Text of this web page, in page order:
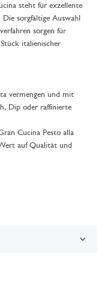
steht für exzellente
sorgfältige Auswahl
sorgen für
italienischer
vermengen und mit
Dip oder raffinierte
Cucina Pesto alla
auf Qualität und